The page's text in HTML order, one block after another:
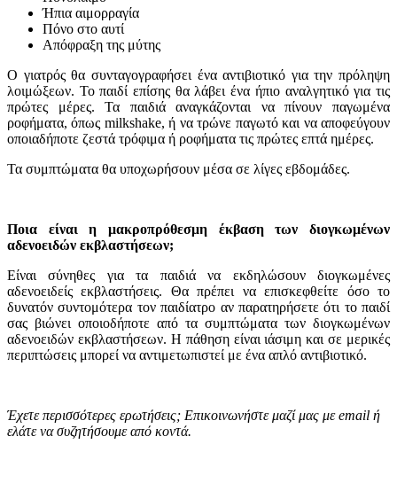
Ήπια αιμορραγία
Πόνο στο αυτί
Απόφραξη της μύτης
Ο γιατρός θα συνταγογραφήσει ένα αντιβιοτικό για την πρόληψη
λοιμώξεων. Το παιδί επίσης θα λάβει ένα ήπιο αναλγητικό για τις
πρώτες μέρες. Τα παιδιά αναγκάζονται να πίνουν παγωμένα
ροφήματα, όπως milkshake, ή να τρώνε παγωτό και να αποφεύγουν
οποιαδήποτε ζεστά τρόφιμα ή ροφήματα τις πρώτες επτά ημέρες.
Τα συμπτώματα θα υποχωρήσουν μέσα σε λίγες εβδομάδες.
Ποια είναι η μακροπρόθεσμη έκβαση των διογκωμένων
αδενοειδών εκβλαστήσεων;
Είναι σύνηθες για τα παιδιά να εκδηλώσουν διογκωμένες
αδενοειδείς εκβλαστήσεις. Θα πρέπει να επισκεφθείτε όσο το
δυνατόν συντομότερα τον παιδίατρο αν παρατηρήσετε ότι το παιδί
σας βιώνει οποιοδήποτε από τα συμπτώματα των διογκωμένων
αδενοειδών εκβλαστήσεων. Η πάθηση είναι ιάσιμη και σε μερικές
περιπτώσεις μπορεί να αντιμετωπιστεί με ένα απλό αντιβιοτικό.
Έχετε περισσότερες ερωτήσεις; Επικοινωνήστε μαζί μας με email ή
ελάτε να συζητήσουμε από κοντά.